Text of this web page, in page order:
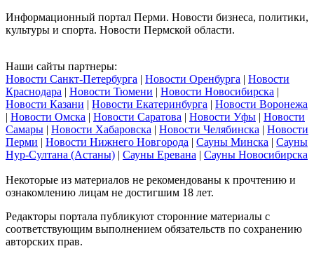
Информационный портал Перми. Новости бизнеса, политики,
культуры и спорта. Новости Пермской области.
Наши сайты партнеры:
Новости Санкт-Петербурга | Новости Оренбурга | Новости
Краснодара | Новости Тюмени | Новости Новосибирска |
Новости Казани | Новости Екатеринбурга | Новости Воронежа
| Новости Омска | Новости Саратова | Новости Уфы | Новости
Самары | Новости Хабаровска | Новости Челябинска | Новости
Перми | Новости Нижнего Новгорода | Сауны Минска | Сауны
Нур-Султана (Астаны) | Сауны Еревана | Сауны Новосибирска
Некоторые из материалов не рекомендованы к прочтению и
ознакомлению лицам не достигшим 18 лет.
Редакторы портала публикуют сторонние материалы с
соответствующим выполнением обязательств по сохранению
авторских прав.